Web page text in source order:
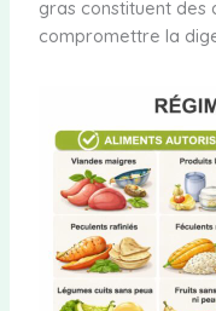
gras constituent des
compromettre la